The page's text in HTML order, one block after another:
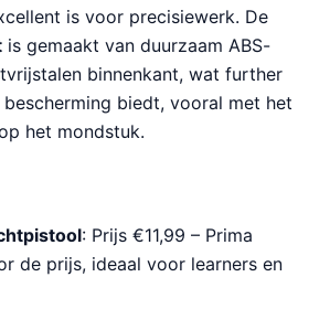
is voor precisiewerk. De
is gemaakt van duurzaam ABS-
binnenkant, wat further
biedt, vooral met het
het mondstuk.
: Prijs €11,99 – Prima
de prijs, ideaal voor learners en